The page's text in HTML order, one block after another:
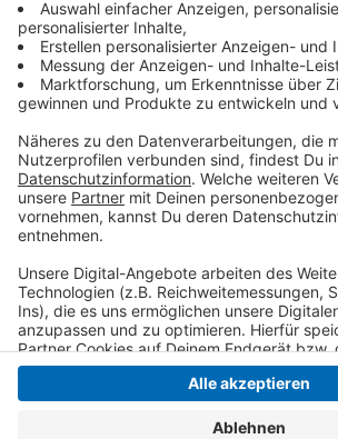
2024 online über das
Nordrhein-Westfalen„Beteiligung
Titel 18. Änderung des Regionalplans
(RPD) öffentlich einsehbar.
Anzeige
Anzeige